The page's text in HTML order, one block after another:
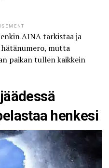
AINA tarkistaa ja
hätänumero, mutta
paikan tullen kaikkein
henkesi